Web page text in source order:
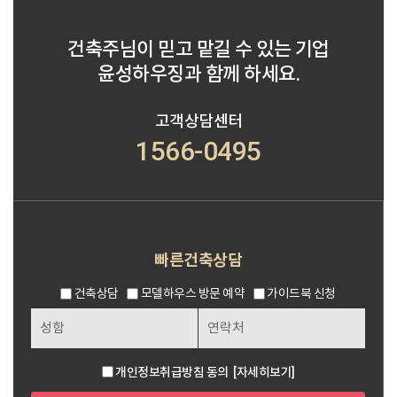
건축주님이 믿고 맡길 수 있는 기업
윤성하우징과 함께 하세요.
고객상담센터
1566-0495
빠른건축상담
건축상담 모델하우스 방문 예약 가이드북 신청
개인정보취급방침 동의 [자세히보기]